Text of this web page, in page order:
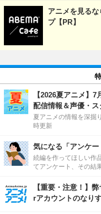
アニメを見る
プ【PR】
【2026夏アニメ】
配信情報＆声優・ス
夏アニメの情報を深掘
時更新
気になる「アンケー
続編を作ってほしい作
てアンケート、その結
【重要・注意！】
rアカウントのなり